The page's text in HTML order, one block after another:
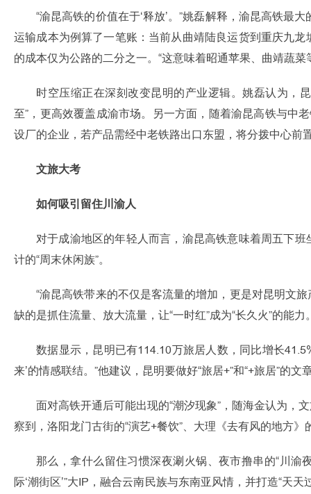
“渝昆高铁的价值在于‘释放’。”姚磊解释，渝昆高铁
运输成本为例算了一笔账：当前从曲靖陆良运货到重庆九
的成本仅为公路的二分之一。“这意味着昭通苹果、曲靖蔬
时空压缩正在深刻改变昆明的产业逻辑。姚磊认为，
至”，更高效覆盖成渝市场。另一方面，随着渝昆高铁与
设厂的企业，若产品需经中老铁路出口东盟，将分拨中心
文旅大考
如何吸引留住川渝人
对于成渝地区的年轻人而言，渝昆高铁意味着周五下
计的“周末休闲族”。
“渝昆高铁带来的不仅是客流量的增加，更是对昆明文
缺的是抓住流量、放大流量，让“一时红”成为“长久火”的能
数据显示，昆明已有114.10万旅居人数，同比增长
来’的情感联结。”他建议，昆明要做好“旅居+”和“+旅居”的
面对高铁开通后可能出现的“潮汐现象”，随海金认为，
察到，洛阳龙门古街的“演艺+餐饮”、大理《去有风的地方》
那么，拿什么留住习惯深夜涮火锅、夜市撸串的“川渝
际‘潮街区’”大IP，融合云南民族与东南亚风情，并打造“天